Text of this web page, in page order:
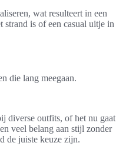
wat resulteert in een
is of een casual uitje in
die lang meegaan.
diverse outfits, of het nu gaat
veel belang aan stijl zonder
de juiste keuze zijn.